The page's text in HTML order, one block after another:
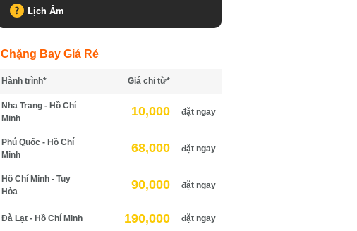
Lịch Âm
Chặng Bay Giá Rẻ
Hành trình* Giá chỉ từ*
Nha Trang - Hồ Chí
Minh
10,000 đặt ngay
Phú Quốc - Hồ Chí
Minh
68,000 đặt ngay
Hồ Chí Minh - Tuy
Hòa
90,000 đặt ngay
Đà Lạt - Hồ Chí Minh 190,000 đặt ngay